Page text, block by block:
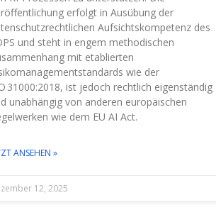
erfolgt in Ausübung der
Aufsichtskompetenz des
und steht in engem methodischen
mit etablierten
wie der
31000:2018, ist jedoch rechtlich eigenständig
unabhängig von anderen europäischen
wie dem EU AI Act.
ANSEHEN »
12, 2025